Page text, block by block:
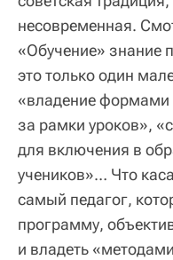
несовременная.
«Обучение»
это только один
«владение
за рамки уроков»,
для включения в
учеников»… Что
самый педагог,
программу,
и владеть